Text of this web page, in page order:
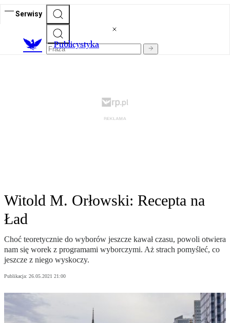
Serwisy
Publicystyka
Witold M. Orłowski: Recepta na
Ład
Choć teoretycznie do wyborów jeszcze kawał czasu, powoli otwiera
nam się worek z programami wyborczymi. Aż strach pomyśleć, co
jeszcze z niego wyskoczy.
Publikacja: 26.05.2021 21:00